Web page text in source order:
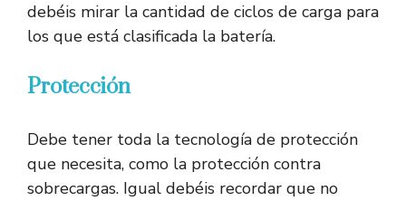
debéis mirar la cantidad de ciclos de carga para
los que está clasificada la batería.
Protección
Debe tener toda la tecnología de protección
que necesita, como la protección contra
sobrecargas. Igual debéis recordar que no